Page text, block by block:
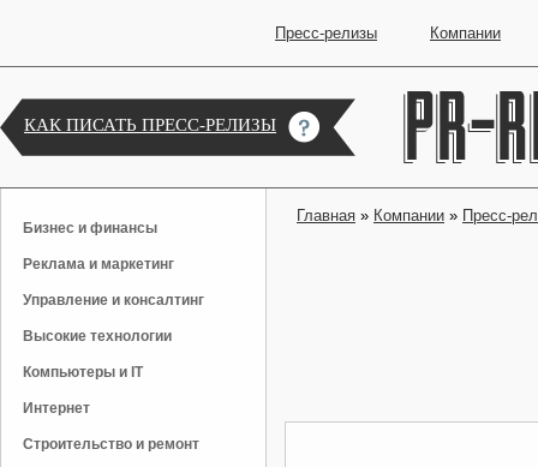
Пресс-релизы Компании
КАК ПИСАТЬ ПРЕСС-РЕЛИЗЫ
Бизнес и финансы
Реклама и маркетинг
Управление и консалтинг
Высокие технологии
Компьютеры и IT
Интернет
Строительство и ремонт
Главная » Компании » Пресс-